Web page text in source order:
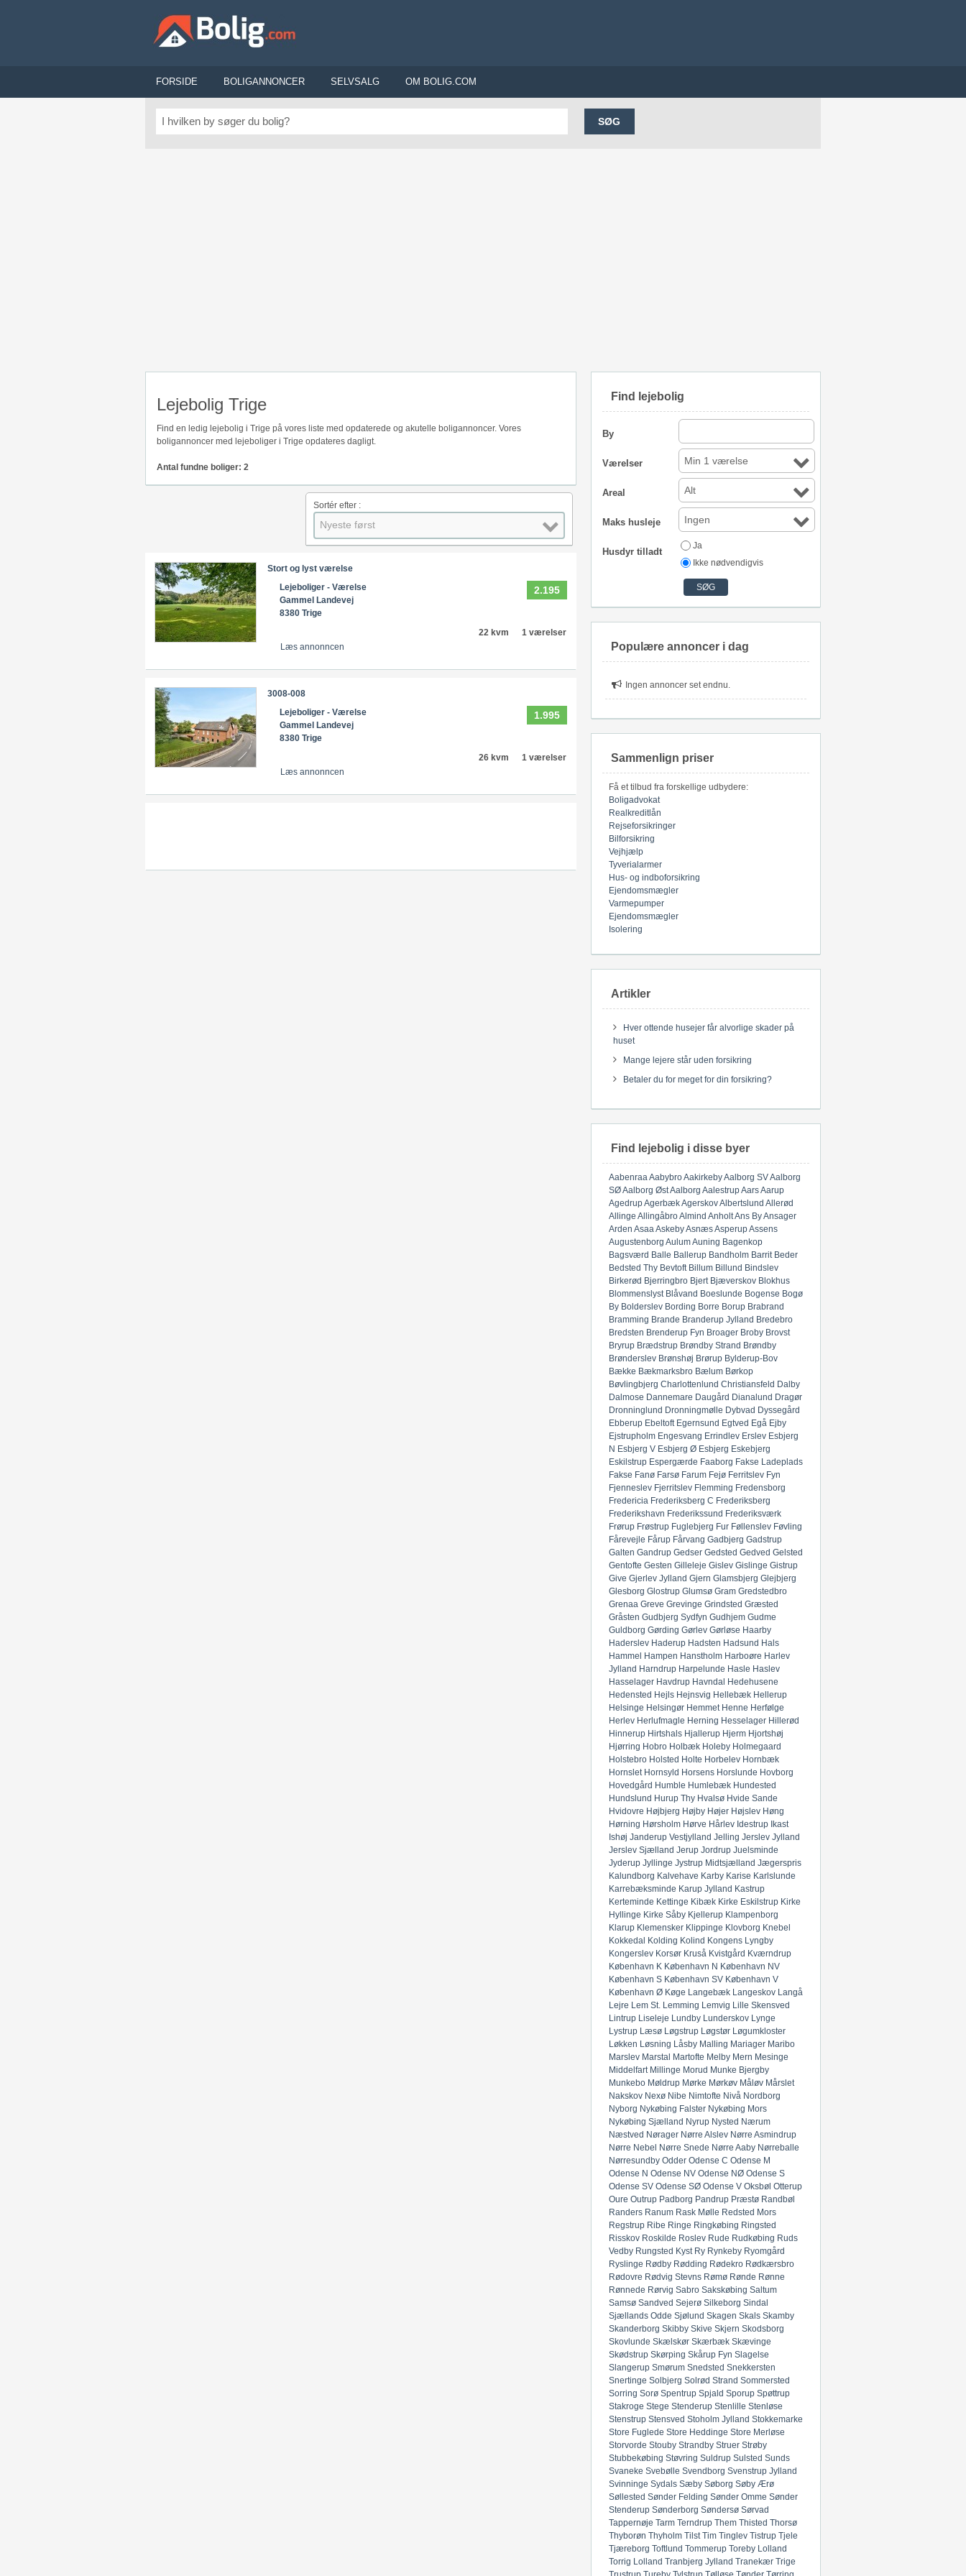
FORSIDE BOLIGANNONCER SELVSALG OM BOLIG.COM
SØG
Lejebolig Trige
Find en ledig lejebolig i Trige på vores liste med opdaterede og akutelle boligannoncer. Vores
boligannoncer med lejeboliger i Trige opdateres dagligt.
Antal fundne boliger: 2
Sortér efter :
Nyeste først
Stort og lyst værelse
2.195
Lejeboliger - Værelse
Gammel Landevej
8380 Trige
22 kvm
1 værelser
Læs annonncen
3008-008
1.995
Lejeboliger - Værelse
Gammel Landevej
8380 Trige
26 kvm
1 værelser
Læs annonncen
Find lejebolig
By
Værelser Min 1 værelse
Areal Alt
Maks husleje Ingen
Husdyr tilladt
Ja
Ikke nødvendigvis
Populære annoncer i dag
Ingen annoncer set endnu.
Sammenlign priser
Få et tilbud fra forskellige udbydere:
Boligadvokat
Realkreditlån
Rejseforsikringer
Bilforsikring
Vejhjælp
Tyverialarmer
Hus- og indboforsikring
Ejendomsmægler
Varmepumper
Ejendomsmægler
Isolering
Artikler
Hver ottende husejer får alvorlige skader på
huset
Mange lejere står uden forsikring
Betaler du for meget for din forsikring?
Find lejebolig i disse byer
AabenraaAabybroAakirkebyAalborg SVAalborg
SØAalborg ØstAalborg AalestrupAarsAarup
AgedrupAgerbækAgerskovAlbertslund Allerød
Allinge AllingåbroAlmind AnholtAns ByAnsager
Arden AsaaAskebyAsnæsAsperupAssens
Augustenborg AulumAuning Bagenkop
Bagsværd Balle Ballerup Bandholm Barrit Beder
Bedsted Thy Bevtoft Billum Billund Bindslev
Birkerød Bjerringbro Bjert Bjæverskov Blokhus
Blommenslyst Blåvand Boeslunde Bogense Bogø
By Bolderslev Bording Borre Borup Brabrand
Bramming Brande Branderup Jylland Bredebro
Bredsten Brenderup Fyn Broager Broby Brovst
Bryrup Brædstrup Brøndby Strand Brøndby
Brønderslev Brønshøj Brørup Bylderup-Bov
Bække Bækmarksbro Bælum Børkop
Bøvlingbjerg Charlottenlund Christiansfeld Dalby
Dalmose Dannemare Daugård Dianalund Dragør
Dronninglund Dronningmølle Dybvad Dyssegård
Ebberup Ebeltoft Egernsund Egtved Egå Ejby
Ejstrupholm Engesvang Errindlev Erslev Esbjerg
N Esbjerg V Esbjerg Ø Esbjerg Eskebjerg
Eskilstrup Espergærde Faaborg Fakse Ladeplads
Fakse Fanø Farsø Farum Fejø Ferritslev Fyn
Fjenneslev Fjerritslev Flemming Fredensborg
Fredericia Frederiksberg C Frederiksberg
Frederikshavn Frederikssund Frederiksværk
Frørup Frøstrup Fuglebjerg Fur Føllenslev Føvling
Fårevejle Fårup Fårvang Gadbjerg Gadstrup
Galten Gandrup Gedser Gedsted Gedved Gelsted
Gentofte Gesten Gilleleje Gislev Gislinge Gistrup
Give Gjerlev Jylland Gjern Glamsbjerg Glejbjerg
Glesborg Glostrup Glumsø Gram Gredstedbro
Grenaa Greve Grevinge Grindsted Græsted
Gråsten Gudbjerg Sydfyn Gudhjem Gudme
Guldborg Gørding Gørlev Gørløse Haarby
Haderslev Haderup Hadsten Hadsund Hals
Hammel
Hampen Hanstholm Harboøre Harlev
Jylland Harndrup Harpelunde Hasle Haslev
Hasselager Havdrup Havndal Hedehusene
Hedensted Hejls Hejnsvig Hellebæk Hellerup
Helsinge Helsingør Hemmet Henne Herfølge
Herlev Herlufmagle Herning Hesselager Hillerød
Hinnerup Hirtshals Hjallerup Hjerm Hjortshøj
Hjørring Hobro Holbæk Holeby Holmegaard
Holstebro Holsted Holte Horbelev Hornbæk
Hornslet Hornsyld Horsens Horslunde Hovborg
Hovedgård Humble Humlebæk Hundested
Hundslund Hurup Thy Hvalsø Hvide Sande
Hvidovre Højbjerg Højby Højer Højslev Høng
Hørning Hørsholm Hørve Hårlev Idestrup Ikast
Ishøj Janderup Vestjylland Jelling Jerslev Jylland
Jerslev Sjælland Jerup Jordrup Juelsminde
Jyderup Jyllinge Jystrup Midtsjælland Jægerspris
Kalundborg Kalvehave Karby Karise Karlslunde
Karrebæksminde Karup Jylland Kastrup
Kerteminde Kettinge Kibæk Kirke Eskilstrup Kirke
Hyllinge Kirke Såby Kjellerup Klampenborg
Klarup Klemensker Klippinge Klovborg Knebel
Kokkedal Kolding Kolind Kongens Lyngby
Kongerslev Korsør Kruså Kvistgård Kværndrup
København K København N København NV
København S København SV København V
København Ø Køge Langebæk Langeskov Langå
Lejre Lem St. Lemming Lemvig Lille Skensved
Lintrup Liseleje Lundby Lunderskov Lynge
Lystrup Læsø Løgstrup Løgstør Løgumkloster
Løkken Løsning Låsby Malling Mariager Maribo
Marslev Marstal Martofte Melby Mern Mesinge
Middelfart Millinge Morud Munke Bjergby
Munkebo Møldrup Mørke Mørkøv Måløv Mårslet
Nakskov Nexø Nibe Nimtofte Nivå Nordborg
Nyborg Nykøbing Falster Nykøbing Mors
Nykøbing Sjælland Nyrup Nysted Nærum
Næstved Nørager Nørre Alslev Nørre Asmindrup
Nørre Nebel
Nørre Snede Nørre Aaby Nørreballe
Nørresundby Odder Odense C Odense M
Odense N Odense NV Odense NØ Odense S
Odense SV Odense SØ Odense V Oksbøl Otterup
Oure Outrup Padborg Pandrup Præstø Randbøl
Randers Ranum Rask Mølle Redsted Mors
Regstrup Ribe Ringe Ringkøbing Ringsted
Risskov Roskilde Roslev Rude Rudkøbing Ruds
Vedby Rungsted Kyst Ry Rynkeby Ryomgård
Ryslinge Rødby Rødding Rødekro Rødkærsbro
Rødovre Rødvig Stevns Rømø Rønde Rønne
Rønnede Rørvig Sabro Sakskøbing Saltum
Samsø Sandved Sejerø Silkeborg Sindal
Sjællands Odde Sjølund Skagen Skals Skamby
Skanderborg Skibby Skive Skjern Skodsborg
Skovlunde Skælskør Skærbæk Skævinge
Skødstrup Skørping Skårup Fyn Slagelse
Slangerup Smørum Snedsted Snekkersten
Snertinge Solbjerg Solrød Strand Sommersted
Sorring Sorø Spentrup Spjald Sporup Spøttrup
Stakroge Stege Stenderup Stenlille Stenløse
Stenstrup Stensved Stoholm Jylland Stokkemarke
Store Fuglede Store Heddinge Store Merløse
Storvorde Stouby Strandby Struer Strøby
Stubbekøbing Støvring Suldrup Sulsted Sunds
Svaneke Svebølle Svendborg Svenstrup Jylland
Svinninge Sydals Sæby Søborg Søby Ærø
Søllested Sønder Felding Sønder Omme Sønder
Stenderup Sønderborg Søndersø Sørvad
Tappernøje Tarm Terndrup Them Thisted Thorsø
Thyborøn Thyholm Tilst Tim Tinglev Tistrup Tjele
Tjæreborg Toftlund Tommerup Toreby Lolland
Torrig Lolland Tranbjerg Jylland Tranekær Trige